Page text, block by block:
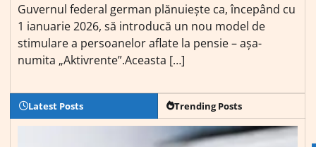
Guvernul federal german plănuiește ca, începând cu
1 ianuarie 2026, să introducă un nou model de
stimulare a persoanelor aflate la pensie – așa-
numita „Aktivrente”.Aceasta […]
Latest Posts Trending Posts